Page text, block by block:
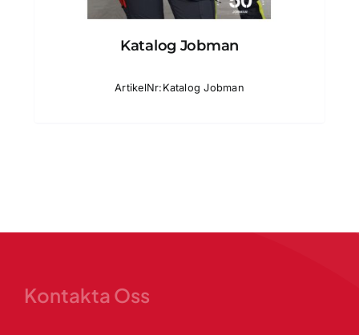
Katalog Jobman
ArtikelNr:Katalog Jobman
Kontakta Oss